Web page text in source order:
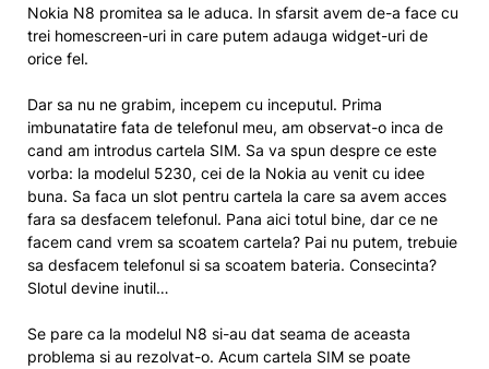
Nokia N8 promitea sa le aduca. In sfarsit avem de-a face cu
trei homescreen-uri in care putem adauga widget-uri de
orice fel.
Dar sa nu ne grabim, incepem cu inceputul. Prima
imbunatatire fata de telefonul meu, am observat-o inca de
cand am introdus cartela SIM. Sa va spun despre ce este
vorba: la modelul 5230, cei de la Nokia au venit cu idee
buna. Sa faca un slot pentru cartela la care sa avem acces
fara sa desfacem telefonul. Pana aici totul bine, dar ce ne
facem cand vrem sa scoatem cartela? Pai nu putem, trebuie
sa desfacem telefonul si sa scoatem bateria. Consecinta?
Slotul devine inutil…
Se pare ca la modelul N8 si-au dat seama de aceasta
problema si au rezolvat-o. Acum cartela SIM se poate